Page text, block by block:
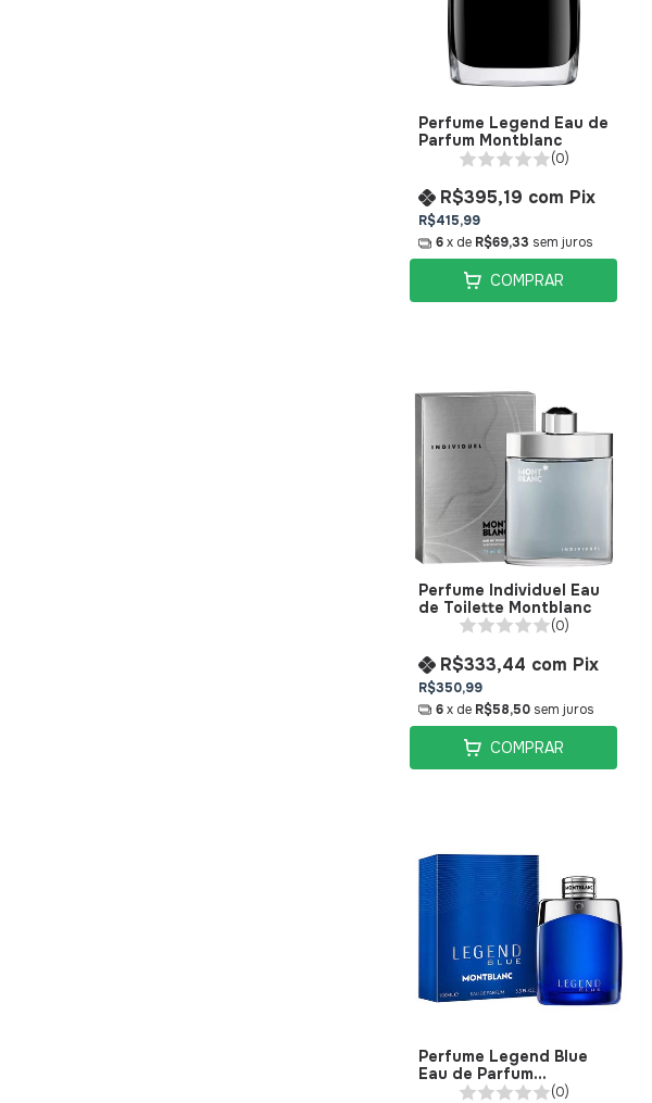
Perfume Legend Eau de
Parfum Montblanc
(0)
R$415,99
R$395,19 com Pix
6x de R$69,33 sem juros
COMPRAR
Perfume Individuel Eau
de Toilette Montblanc
(0)
R$350,99
R$333,44 com Pix
6x de R$58,50 sem juros
COMPRAR
Perfume Legend Blue
Eau de Parfum
Montblanc
(0)